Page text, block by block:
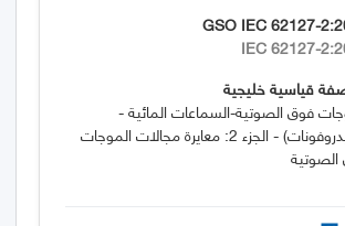
GSO IEC 62127-
IEC 62127-
قياسية خليجية
فوق الصوتية-السماعات المائية -
(الهيدروفونات) - الجزء 2: معايرة مجالات الموجات